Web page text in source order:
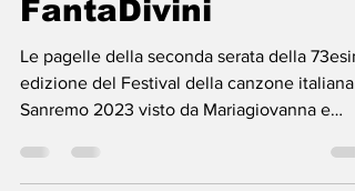
pagelle dei
FantaDivini
Le pagelle della seconda serata della
Sanremo 2023 visto da Mariagiovanna e
Paolo....